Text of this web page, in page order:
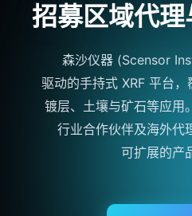
招募区域代理
森沙仪器 (Scensor
驱动的手持式 XRF 平台，
镀层、土壤与矿石等应用
行业合作伙伴及海外代
可扩展的产